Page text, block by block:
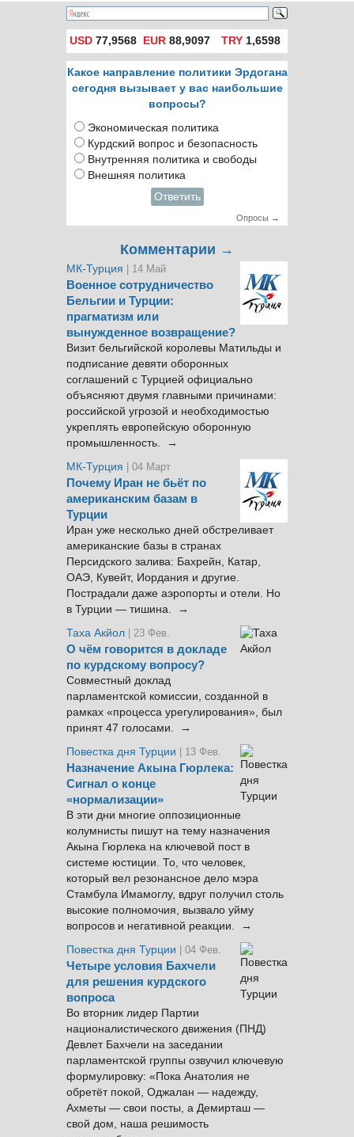
USD 77,9568 EUR 88,9097 TRY1,6598
Какое направление политики Эрдогана
сегодня вызывает у вас наибольшие
вопросы?
Экономическая политика
Курдский вопрос и безопасность
Внутренняя политика и свободы
Внешняя политика
Ответить
Опросы →
Комментарии →
МК-Турция | 14 Май
Военное сотрудничество
Бельгии и Турции:
прагматизм или
вынужденное возвращение?
Визит бельгийской королевы Матильды и
подписание девяти оборонных
соглашений с Турцией официально
объясняют двумя главными причинами:
российской угрозой и необходимостью
укреплять европейскую оборонную
промышленность. →
МК-Турция
| 04 Март
Почему Иран не бьёт по
американским базам в
Турции
Иран уже несколько дней обстреливает
американские базы в странах
Персидского залива: Бахрейн, Катар,
ОАЭ, Кувейт, Иордания и другие.
Пострадали даже аэропорты и отели. Но
в Турции — тишина. →
Таха Акйол | 23 Фев.
О чём говорится в докладе
по курдскому вопросу?
Совместный доклад
парламентской комиссии, созданной в
рамках «процесса урегулирования», был
принят 47 голосами. →
Повестка дня Турции
| 13 Фев.
Назначение Акына Гюрлека:
Сигнал о конце
«нормализации»
В эти дни многие оппозиционные
колумнисты пишут на тему назначения
Акына Гюрлека на ключевой пост в
системе юстиции. То, что человек,
который вел резонансное дело мэра
Стамбула Имамоглу, вдруг получил столь
высокие полномочия, вызвало уйму
вопросов и негативной реакции. →
Повестка дня Турции
| 04 Фев.
Четыре условия Бахчели
для решения курдского
вопроса
Во вторник лидер Партии
националистического движения (ПНД)
Девлет Бахчели на заседании
парламентской группы озвучил ключевую
формулировку: «Пока Анатолия не
обретёт покой, Оджалан — надежду,
Ахметы — свои посты, а Демирташ —
свой дом, наша решимость